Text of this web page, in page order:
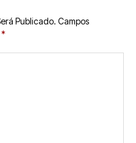
Publicado. Campos
*